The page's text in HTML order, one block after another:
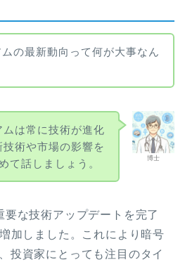
の最新動向って何が大事なん
博士
は常に技術が進化
術や市場の影響を
て話しましょう。
な技術アップデートを完了
加しました。これにより暗号
投資家にとっても注目のタイ